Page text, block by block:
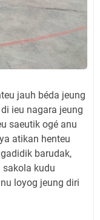
jauh béda jeung
ieu nagara jeung
saeutik ogé anu
atikan henteu
barudak,
sakola kudu
loyog jeung diri